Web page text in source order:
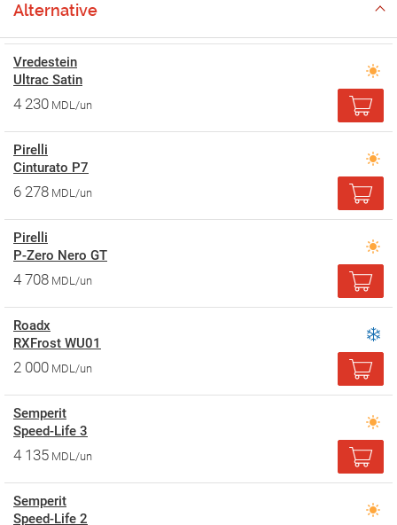
Alternative
Vredestein
Ultrac Satin
4 230 MDL/un
Pirelli
Cinturato P7
6 278 MDL/un
Pirelli
P-Zero Nero GT
4 708 MDL/un
Roadx
RXFrost WU01
2 000 MDL/un
Semperit
Speed-Life 3
4 135 MDL/un
Semperit
Speed-Life 2